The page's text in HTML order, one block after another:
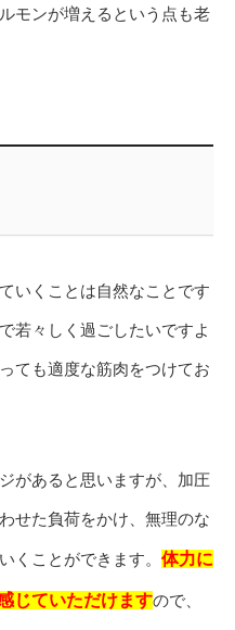
モンが増えるという点も老
いくことは自然なことです
若々しく過ごしたいですよ
ても適度な筋肉をつけてお
があると思いますが、加圧
せた負荷をかけ、無理のな
くことができます。 体力に
じていただけますので、